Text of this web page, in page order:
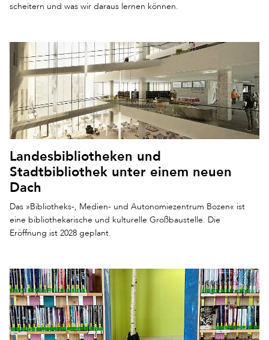
scheitern und was wir daraus lernen können.
Landesbibliotheken und
Stadtbibliothek unter einem neuen
Dach
Das »Bibliotheks-, Medien- und Autonomiezentrum Bozen« ist
eine bibliothekarische und kulturelle Großbaustelle. Die
Eröffnung ist 2028 geplant.